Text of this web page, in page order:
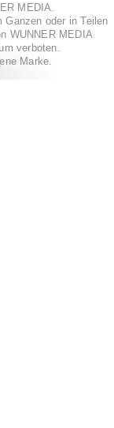
MEDIA.
oder in Teilen
WUNNER MEDIA
verboten.
Marke.